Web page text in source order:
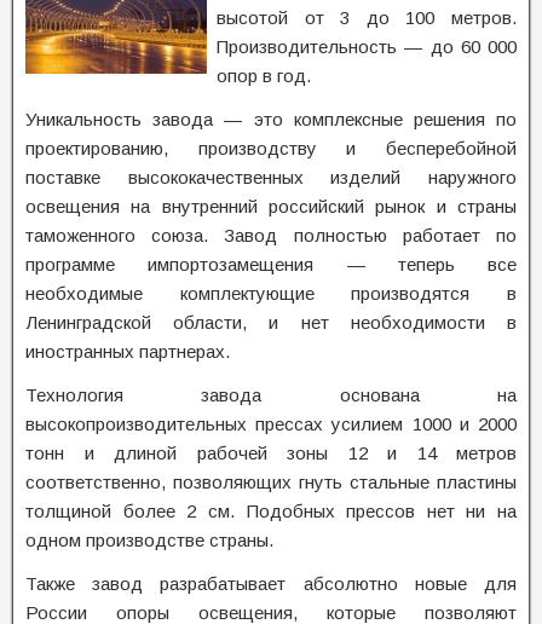
высотой от 3 до 100 метров.
Производительность — до 60 000
опор в год.
Уникальность завода — это комплексные решения по
проектированию, производству и бесперебойной
поставке высококачественных изделий наружного
освещения на внутренний российский рынок и страны
таможенного союза. Завод полностью работает по
программе импортозамещения — теперь все
необходимые комплектующие производятся в
Ленинградской области, и нет необходимости в
иностранных партнерах.
Технология завода основана на
высокопроизводительных прессах усилием 1000 и 2000
тонн и длиной рабочей зоны 12 и 14 метров
соответственно, позволяющих гнуть стальные пластины
толщиной более 2 см. Подобных прессов нет ни на
одном производстве страны.
Также завод разрабатывает абсолютно новые для
России опоры освещения, которые позволяют